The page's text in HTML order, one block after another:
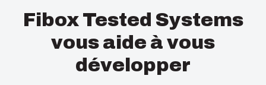
Fibox Tested Systems
vous aide à vous
développer